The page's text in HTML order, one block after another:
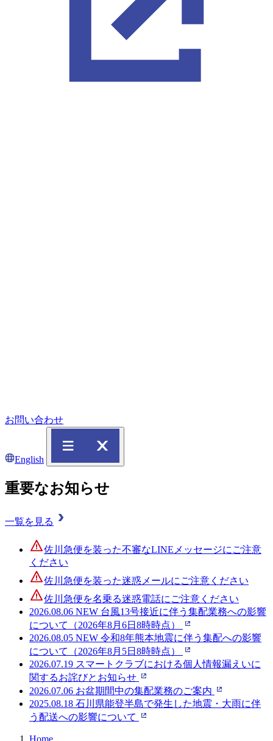
お問い合わせ
English
重要なお知らせ
一覧を見る
佐川急便を装った不審なLINEメッセージにご注意
ください
佐川急便を装った迷惑メールにご注意ください
佐川急便を名乗る迷惑電話にご注意ください
2026.08.06 NEW 台風13号接近に伴う集配業務への影響
について（2026年8月6日8時時点）
2026.08.05 NEW 令和8年熊本地震に伴う集配への影響
について（2026年8月5日8時時点）
2026.07.19 スマートクラブにおける個人情報漏えいに
関するお詫びとお知らせ
2026.07.06 お盆期間中の集配業務のご案内
2025.08.18 石川県能登半島で発生した地震・大雨に伴
う配送への影響について